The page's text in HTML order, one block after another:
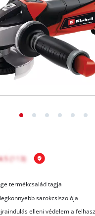
termékcsalád tagja
sarokcsiszolója
elleni védelem a